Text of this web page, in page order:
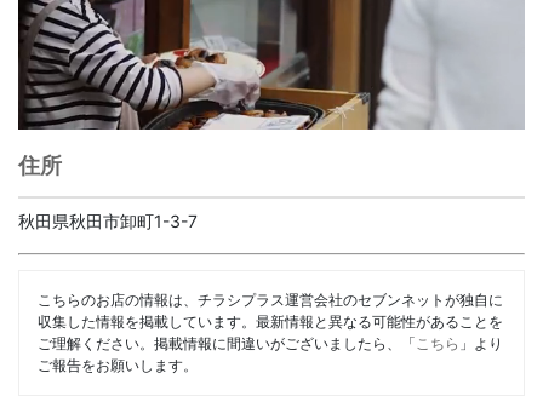
住所
秋田県秋田市卸町1-3-7
こちらのお店の情報は、チラシプラス運営会社のセブンネットが独自に
収集した情報を掲載しています。最新情報と異なる可能性があることを
ご理解ください。掲載情報に間違いがございましたら、「 こちら 」より
ご報告をお願いします。